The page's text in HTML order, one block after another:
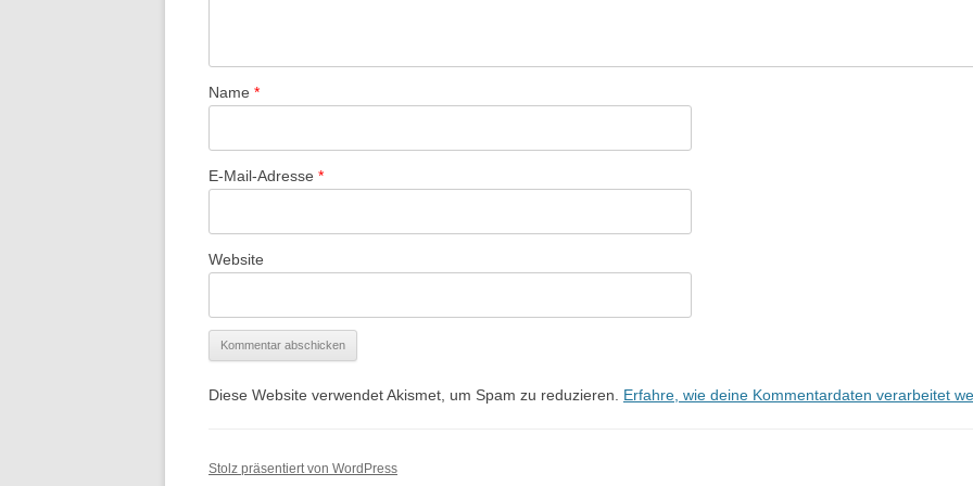
Name *
E-Mail-Adresse *
Website
Diese Website verwendet Akismet, um Spam zu reduzieren. Erfahre, wie deine Kommentardaten verarbeitet
Stolz präsentiert von WordPress